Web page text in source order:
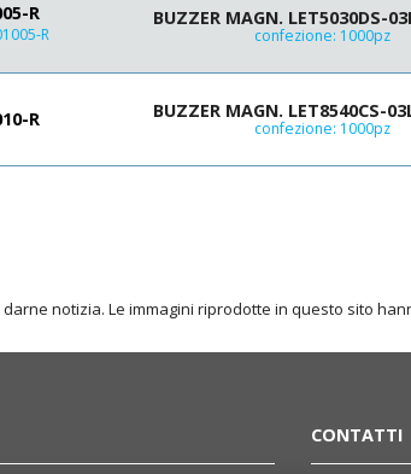
R
R
BUZZER MAGN. LET5030DS-
confezione: 1000pz
R BUZZER MAGN. LET8540CS-
confezione: 1000pz
notizia. Le immagini riprodotte in questo sito
CONTATTI